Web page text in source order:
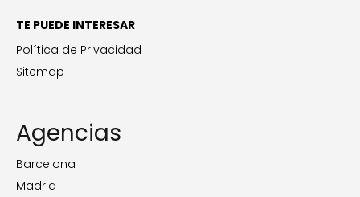
TE PUEDE INTERESAR
Política de Privacidad
Sitemap
Agencias
Barcelona
Madrid